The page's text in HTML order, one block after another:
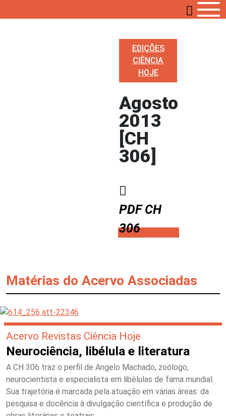
EDIÇÕES
CIÊNCIA
HOJE
Agosto
2013
[CH
306]
PDF CH
306
Matérias do Acervo Associadas
Acervo Revistas Ciência Hoje
Neurociência, libélula e literatura
A CH 306 traz o perfil de Angelo Machado, zoólogo,
neurocientista e especialista em libélulas de fama mundial.
Sua trajetória é marcada pela atuação em várias áreas: da
pesquisa e docência à divulgação científica e produção de